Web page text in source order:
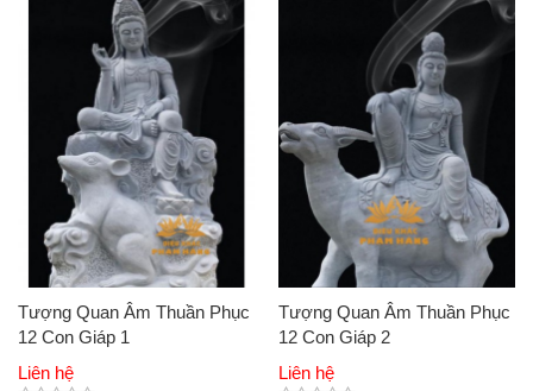
Tượng Quan Âm Thuần Phục
12 Con Giáp 1
Liên hệ
Tượng Quan Âm Thuần Phục
12 Con Giáp 2
Liên hệ